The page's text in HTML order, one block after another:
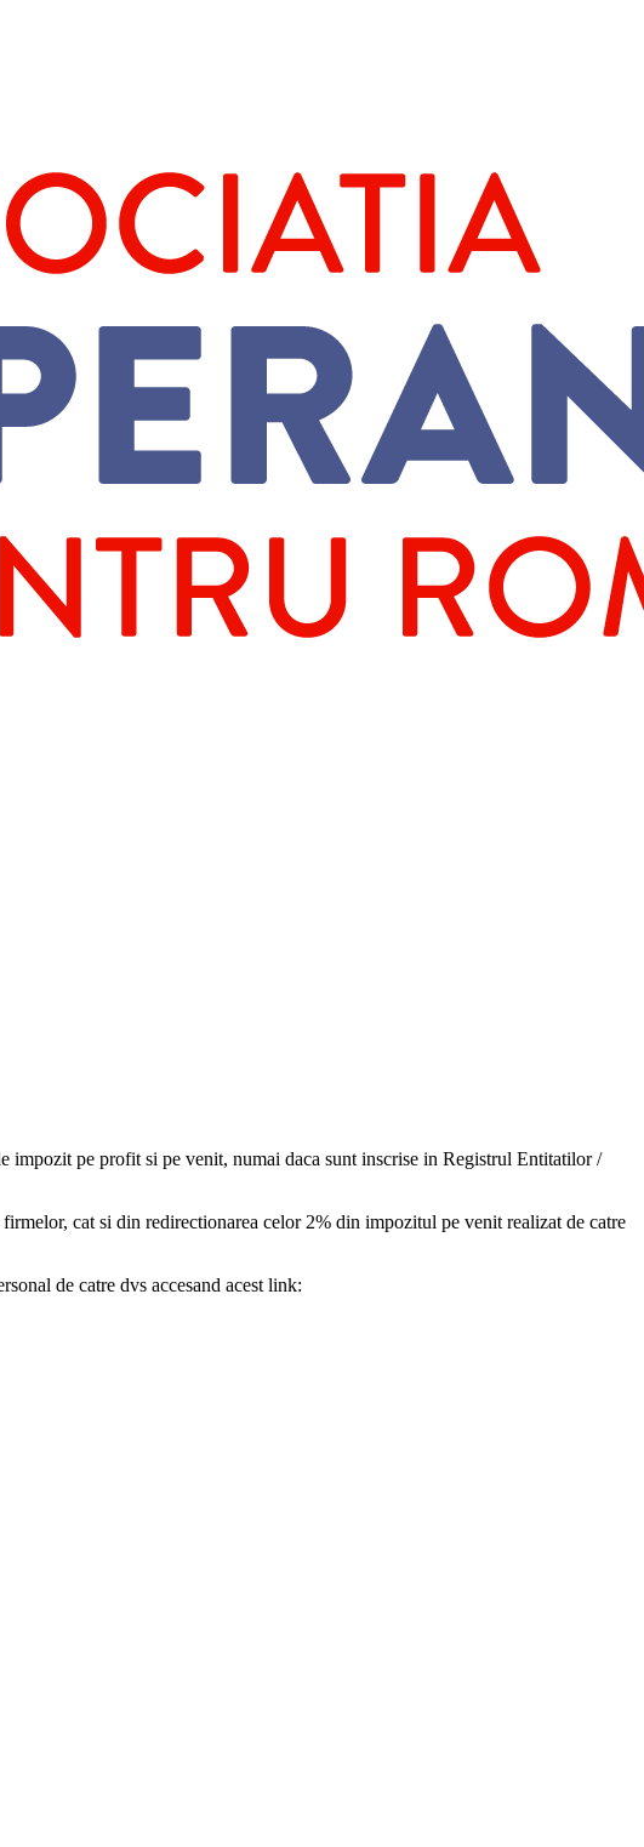
pe profit si pe venit, numai daca sunt inscrise in Registrul Entitatilor /
cat si din redirectionarea celor 2% din impozitul pe venit realizat de catre
de catre dvs accesand acest link: